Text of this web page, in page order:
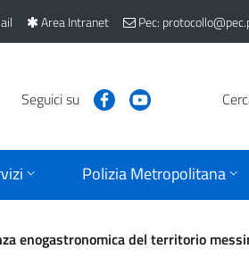
Area Intranet Pec:
Seguici su
Polizia Metropolitana
enogastronomica del territorio